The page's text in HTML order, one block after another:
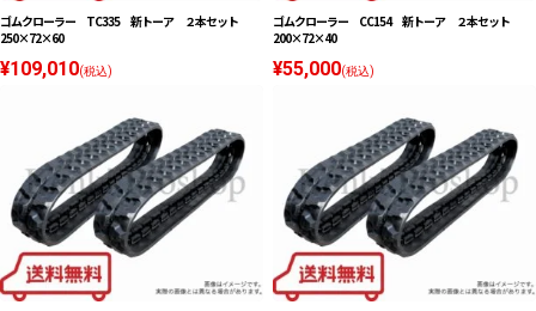
ゴムクローラー TC335 新トーア ２本セット
250×72×60
¥109,010(税込)
ゴムクローラー CC154 新トーア ２本セット
200×72×40
¥55,000(税込)